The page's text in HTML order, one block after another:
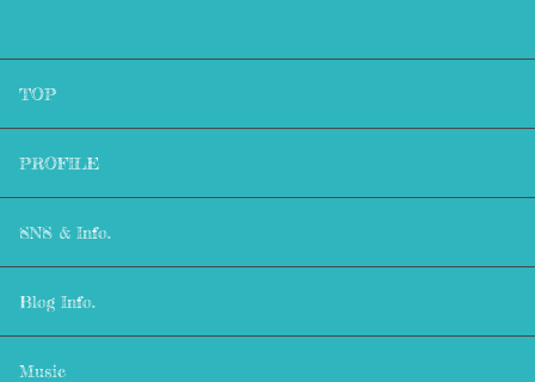
TOP
PROFILE
SNS & Info.
Blog Info.
Music